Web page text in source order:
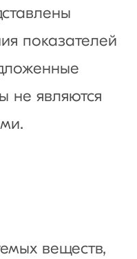
показателей
не являются
веществ,